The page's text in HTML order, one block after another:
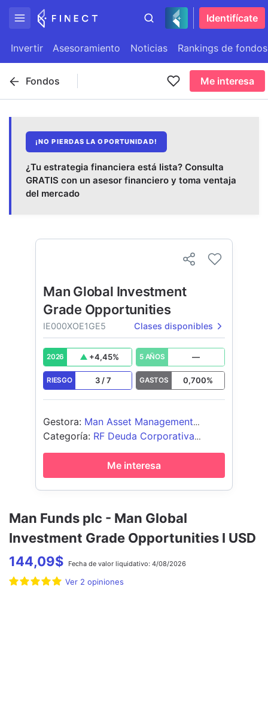
Identifícate
Invertir Asesoramiento Noticias Rankings de fondos
Fondos Me interesa
¡NO PIERDAS LA OPORTUNIDAD!
¿Tu estrategia financiera está lista? Consulta
GRATIS con un asesor financiero y toma ventaja
del mercado
Man Funds plc - Man Global
Investment Grade Opportunities I USD
144,09$ Fecha de valor liquidativo: 4/08/2026
Ver 2 opiniones
Man Global Investment
Grade Opportunities
IE000XOE1GE5 Clases disponibles
2026 +4,45% 5 AÑOS —
RIESGO 3 /7 GASTOS 0,700%
Gestora: Man Asset Management
(Ireland) Limited
Categoría: RF Deuda Corporativa
Global - USD Cubierto
Me interesa